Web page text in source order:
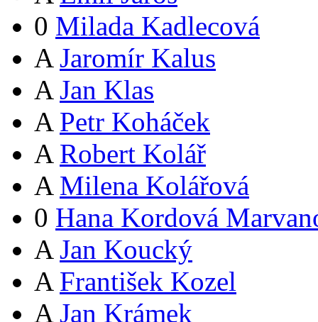
0 Milada Kadlecová
A Jaromír Kalus
A Jan Klas
A Petr Koháček
A Robert Kolář
A Milena Kolářová
0 Hana Kordová
A Jan Koucký
A František Kozel
A Jan Krámek